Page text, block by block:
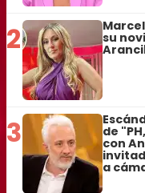
2 su
3 de
con
a